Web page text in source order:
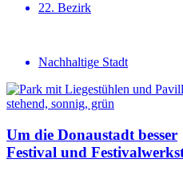
22. Bezirk
Nachhaltige Stadt
Um die Donaustadt besser
Festival und